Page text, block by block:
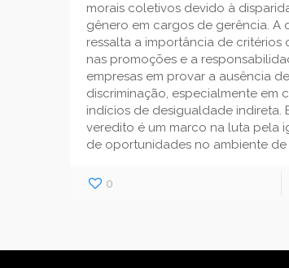
morais coletivos devido à
gênero em cargos de gerência. A
ressalta a importância de critérios
nas promoções e a
empresas em provar a ausência de
discriminação, especialmente em
indícios de desigualdade indireta.
veredito é um marco na luta pela
de oportunidades no ambiente
0